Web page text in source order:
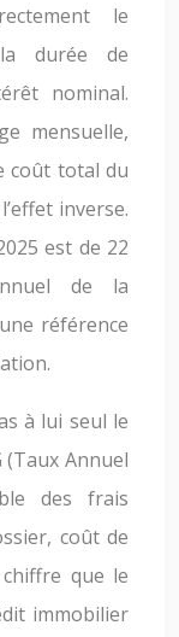
le
durée de
nominal.
mensuelle,
coût total du
inverse.
est de 22
de la
référence
à lui seul le
(Taux Annuel
des frais
coût de
chiffre que le
immobilier